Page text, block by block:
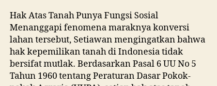
Hak Atas Tanah Punya Fungsi Sosial
Menanggapi fenomena maraknya konversi
lahan tersebut, Setiawan mengingatkan bahwa
hak kepemilikan tanah di Indonesia tidak
bersifat mutlak. Berdasarkan Pasal 6 UU No 5
Tahun 1960 tentang Peraturan Dasar Pokok-